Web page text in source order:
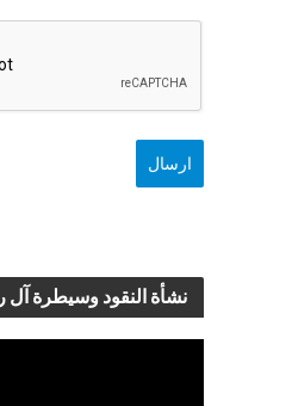
نشأة النقود وسيطرة آل